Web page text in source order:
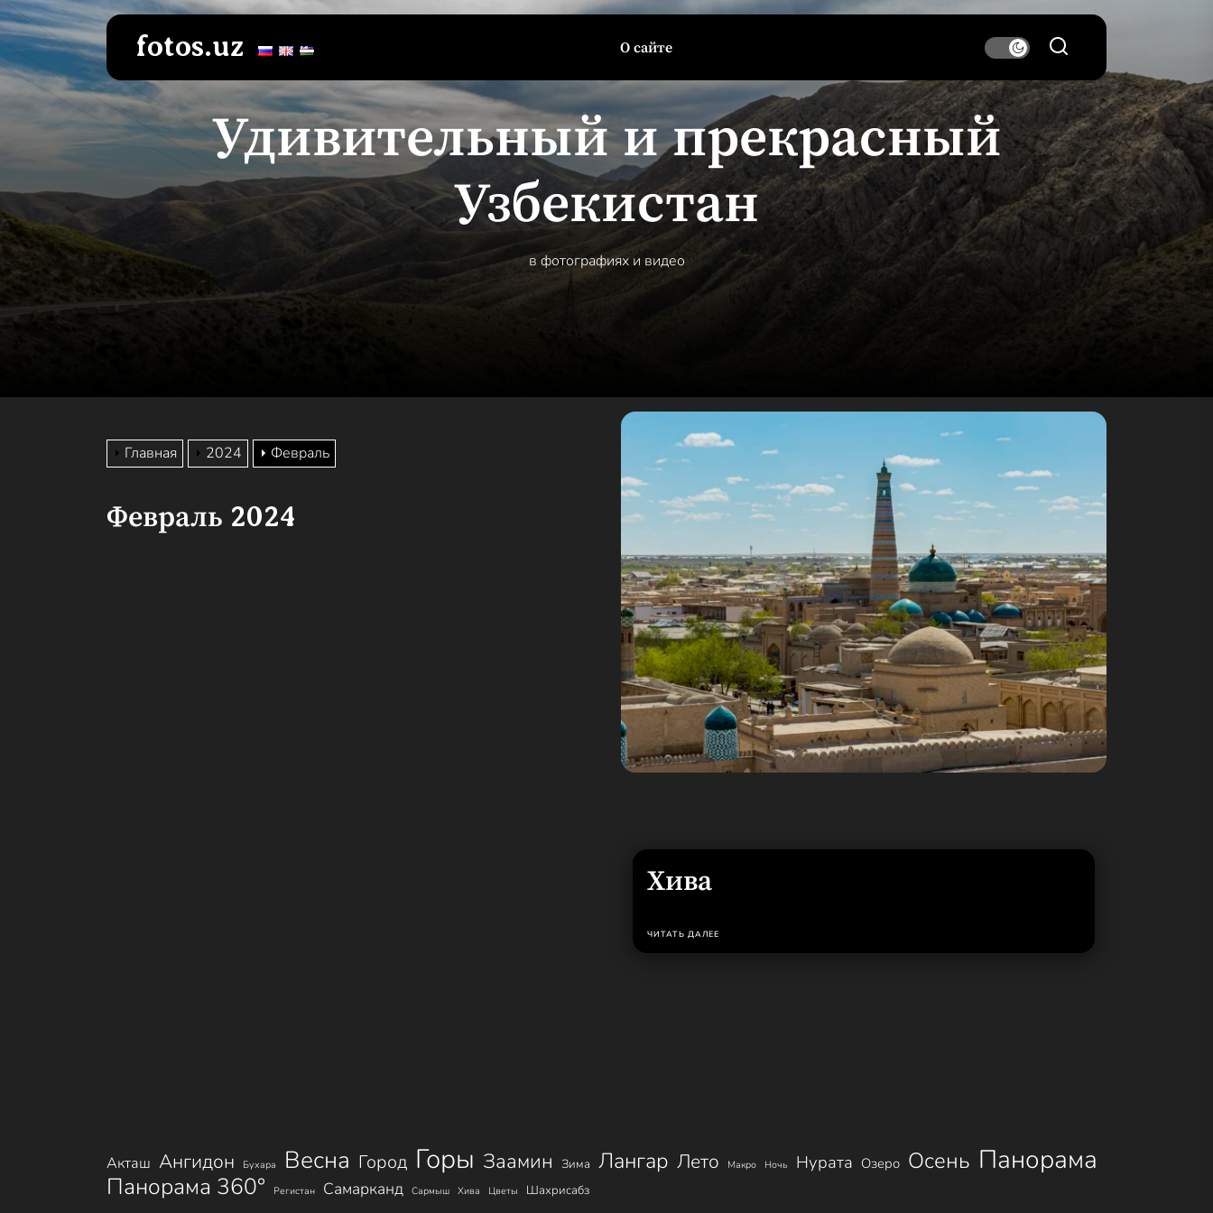
Перейти
к
содержимому
Удивительный и прекрасный
Узбекистан
в фотографиях и видео
fotos.uz О сайте
Главная 2024 Февраль
Февраль 2024
Хива
ЧИТАТЬ ДАЛЕЕ
Акташ Ангидон Бухара Весна Город Горы Заамин Зима Лангар Лето Макро Ночь Нурата Озеро Осень Панорама
Панорама 360° Регистан Самарканд Сармыш Хива Цветы Шахрисабз